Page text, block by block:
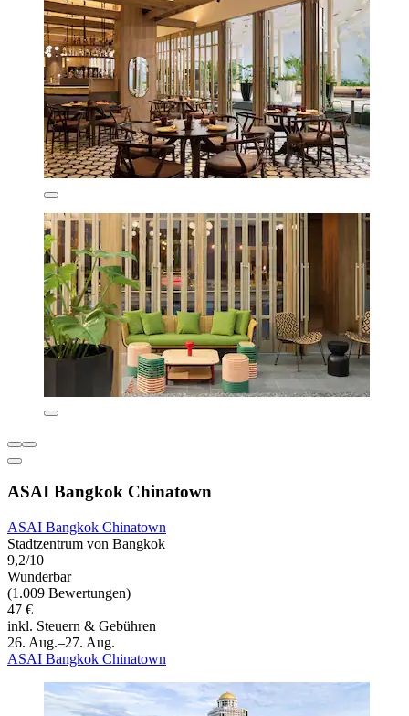
ASAI Bangkok Chinatown
ASAI Bangkok Chinatown
Stadtzentrum von Bangkok
9,2/10
Wunderbar
(1.009 Bewertungen)
47 €
inkl. Steuern & Gebühren
26. Aug.–27. Aug.
ASAI Bangkok Chinatown